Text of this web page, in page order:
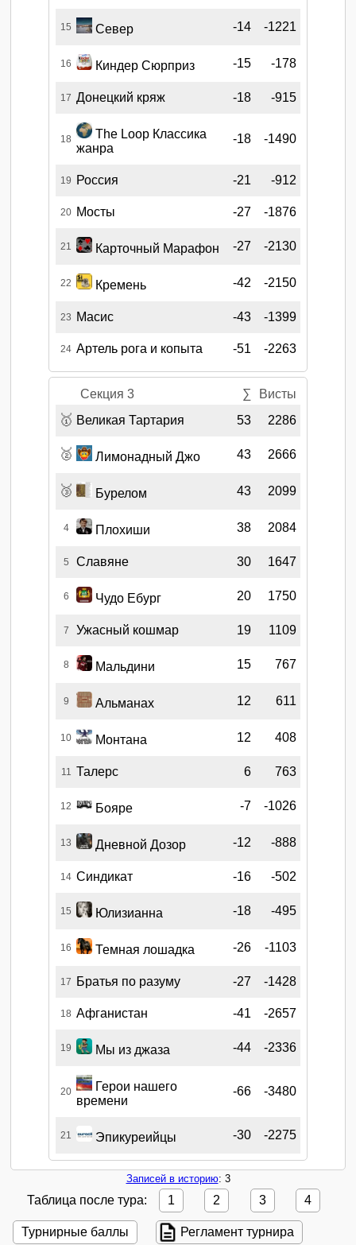
15 Север -14 -1221
16 Киндер Сюрприз -15 -178
17 Донецкий кряж -18 -915
18
The Loop Классика
жанра
-18 -1490
19 Россия -21 -912
20 Мосты -27 -1876
21 Карточный Марафон -27 -2130
22 Кремень -42 -2150
23 Масис -43 -1399
24 Артель рога и копыта -51 -2263
Секция 3 ∑ Висты
🥇 Великая Тартария 53 2286
🥈 Лимонадный Джо 43 2666
🥉 Бурелом 43 2099
4 Плохиши 38 2084
5 Славяне 30 1647
6 Чудо Ебург 20 1750
7 Ужасный кошмар 19 1109
8 Мальдини 15 767
9 Альманах 12 611
10 Монтана 12 408
11 Талерс 6 763
12 Бояре -7 -1026
13 Дневной Дозор -12 -888
14 Синдикат -16 -502
15 Юлизианна -18 -495
16 Темная лошадка -26 -1103
17 Братья по разуму -27 -1428
18 Афганистан -41 -2657
19 Мы из джаза -44 -2336
20
Герои нашего
времени
-66 -3480
21 Эпикуреийцы -30 -2275
Записей в историю: 3
Таблица после тура: 1 2 3 4
Турнирные баллы Регламент турнира